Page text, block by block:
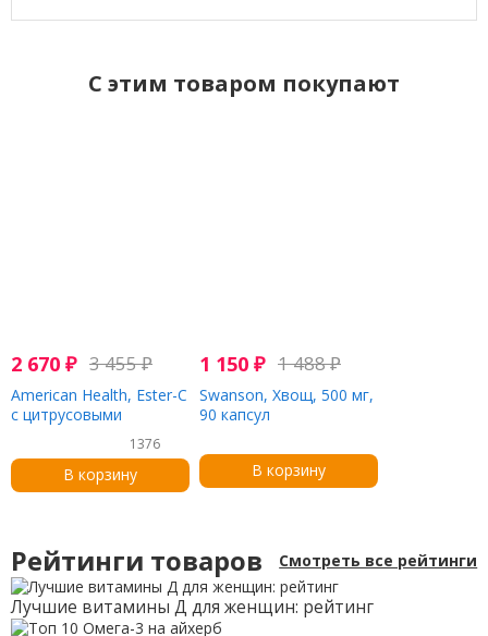
C этим товаром покупают
2 670 ₽ 3 455₽
American Health, Ester-C
с цитрусовыми
мг, 120 вегетарианских
капсул
1376
В корзину
1 150 ₽ 1 488₽
Swanson, Хвощ, 500 мг,
90 капсул
В корзину
Рейтинги товаров Смотреть все рейтинги
Лучшие витамины Д для женщин: рейтинг